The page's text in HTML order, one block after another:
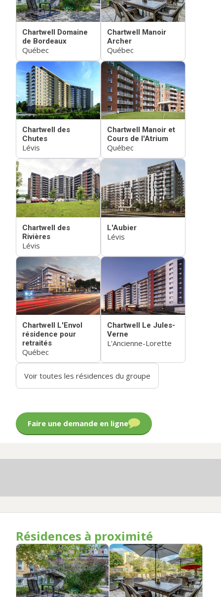
Chartwell Domaine
de Bordeaux
Québec
Chartwell Manoir
Archer
Québec
Chartwell des
Chutes
Lévis
Chartwell Manoir et
Cours de l'Atrium
Québec
Chartwell des
Rivières
Lévis
L'Aubier
Lévis
Chartwell L'Envol
résidence pour
retraités
Québec
Chartwell Le Jules-
Verne
L'Ancienne-Lorette
Voir toutes les résidences du groupe
Faire une demande en ligne
Résidences à proximité